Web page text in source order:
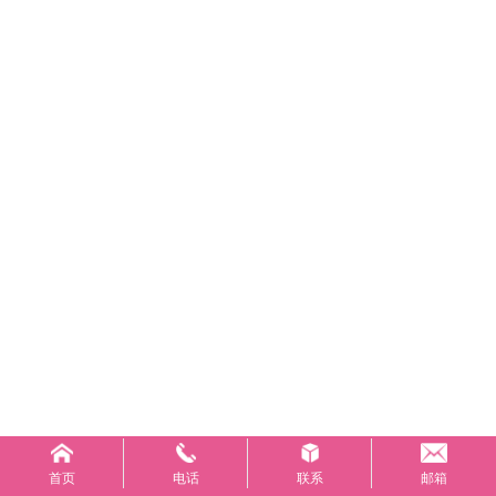
首页 电话 联系 邮箱